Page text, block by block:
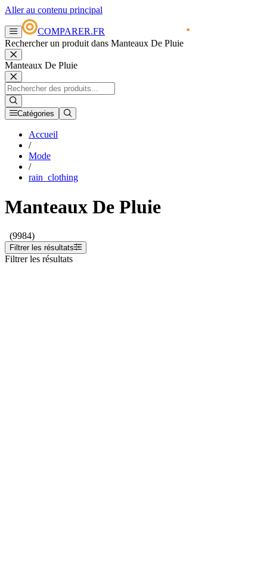
Aller au contenu principal
COMPARER.FR
Rechercher un produit dans Manteaux De Pluie
Manteaux De Pluie
Catégories
Accueil
/
Mode
/
rain_clothing
Manteaux De Pluie
(9984)
Filtrer les résultats
Filtrer les résultats